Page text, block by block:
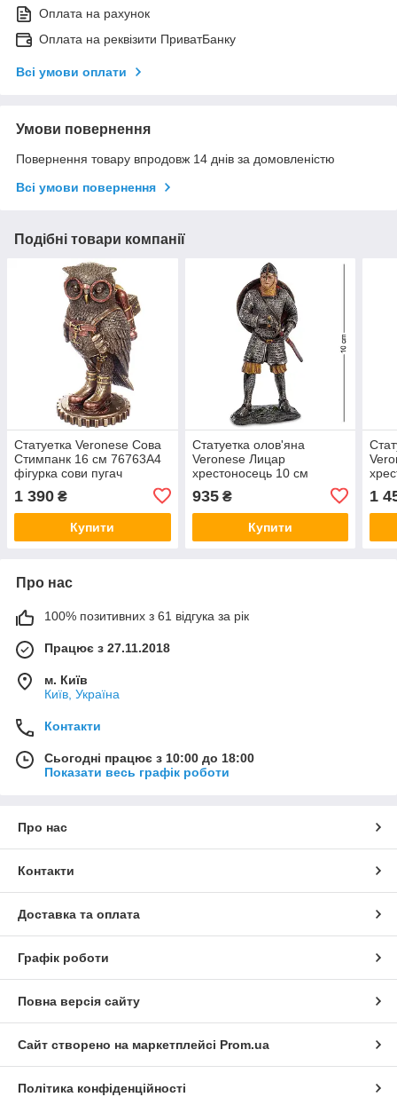
Оплата на рахунок
Оплата на реквізити ПриватБанку
Всі умови оплати
Умови повернення
Повернення товару впродовж 14 днів за домовленістю
Всі умови повернення
Подібні товари компанії
Статуетка Veronese Сова
Стимпанк 16 см 76763A4
фігурка сови пугач
1 390 ₴
Купити
Статуетка олов'яна
Veronese Лицар
хрестоносець 10 см
мініатюра VE
935₴
Купити
1
Про нас
100% позитивних з 61 відгука за рік
Працює з 27.11.2018
м. Київ
Київ, Україна
Контакти
Сьогодні працює з 10:00 до 18:00
Показати весь графік роботи
Про нас
Контакти
Доставка та оплата
Графік роботи
Повна версія сайту
Сайт створено на маркетплейсі Prom.ua
Політика конфіденційності